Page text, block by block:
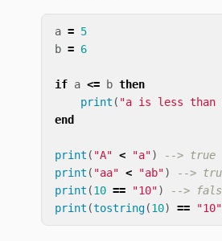
a = 5
b = 6
if a <= b then
print ( "a is less than
end
print ( "A" < "a")
--> true
print ( "aa" < "ab")
-->
print (10 == "10")
-->
print (tostring(10) == "10"